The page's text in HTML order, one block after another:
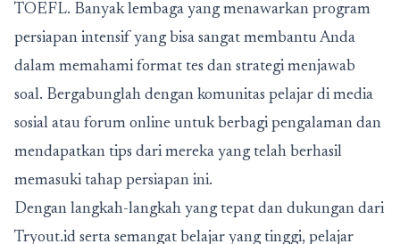
TOEFL. Banyak lembaga yang menawarkan program
persiapan intensif yang bisa sangat membantu Anda
dalam memahami format tes dan strategi menjawab
soal. Bergabunglah dengan komunitas pelajar di media
sosial atau forum online untuk berbagi pengalaman dan
mendapatkan tips dari mereka yang telah berhasil
memasuki tahap persiapan ini.
Dengan langkah-langkah yang tepat dan dukungan dari
Tryout.id serta semangat belajar yang tinggi, pelajar